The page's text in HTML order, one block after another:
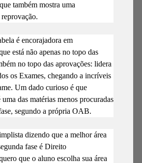
também mostra uma
é encorajadora em
está não apenas no topo das
no topo das aprovações: lidera
os Exames, chegando a incríveis
Um dado curioso é que
das matérias menos procuradas
segundo a própria OAB.
dizendo que a melhor área
fase é Direito
que o aluno escolha sua área